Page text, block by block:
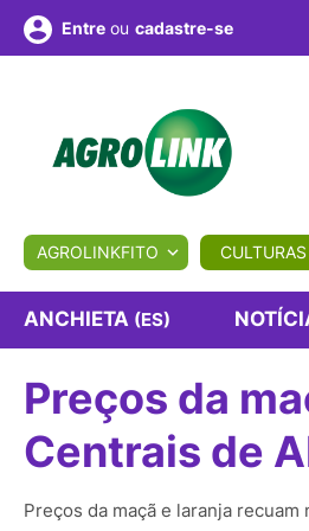
BIOLÓGICOS COTAÇÕES
Conversor Colunistas
Entre ou cadastre-se
AGROLINKFITO CULTURAS
ANCHIETA (ES)
Preços da
Centrais de
Preços da maçã e laranja